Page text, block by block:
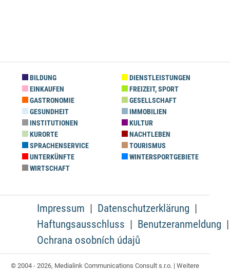
BILDUNG
DIENSTLEISTUNGEN
EINKAUFEN
FREIZEIT, SPORT
GASTRONOMIE
GESELLSCHAFT
GESUNDHEIT
IMMOBILIEN
INSTITUTIONEN
KULTUR
KURORTE
NACHTLEBEN
SPRACHENSERVICE
TOURISMUS
UNTERKÜNFTE
WINTERSPORTGEBIETE
WIRTSCHAFT
Impressum
Datenschutzerklärung
Haftungsausschluss
Benutzeranmeldung
Ochrana osobních údajů
© 2004 - 2026, Medialink Communications Consult s.r.o. | Weitere